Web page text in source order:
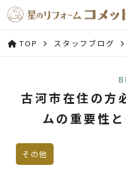
TOP スタッフブログ
古河市在住の方
ムの重要性
その他